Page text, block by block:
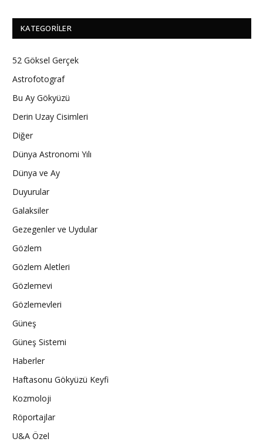
KATEGORILER
52 Göksel Gerçek
Astrofotograf
Bu Ay Gökyüzü
Derin Uzay Cisimleri
Diğer
Dünya Astronomi Yılı
Dünya ve Ay
Duyurular
Galaksiler
Gezegenler ve Uydular
Gözlem
Gözlem Aletleri
Gözlemevi
Gözlemevleri
Güneş
Güneş Sistemi
Haberler
Haftasonu Gökyüzü Keyfi
Kozmoloji
Röportajlar
U&A Özel